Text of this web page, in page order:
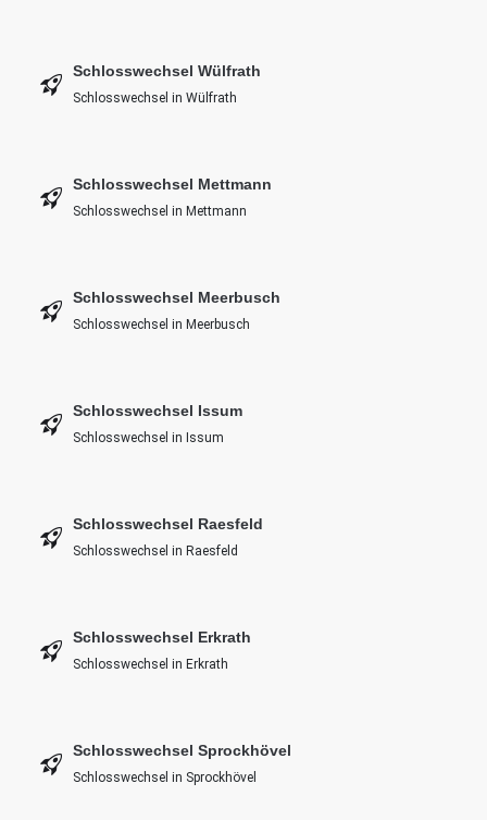
Schlosswechsel Wülfrath
Schlosswechsel in Wülfrath
Schlosswechsel Mettmann
Schlosswechsel in Mettmann
Schlosswechsel Meerbusch
Schlosswechsel in Meerbusch
Schlosswechsel Issum
Schlosswechsel in Issum
Schlosswechsel Raesfeld
Schlosswechsel in Raesfeld
Schlosswechsel Erkrath
Schlosswechsel in Erkrath
Schlosswechsel Sprockhövel
Schlosswechsel in Sprockhövel